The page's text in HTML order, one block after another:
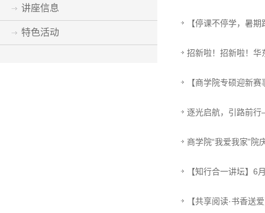
讲座信息
特色活动
【停课不停学，暑
招新啦！招新啦！华
【商学院专硕迎新
逐光启航，引路前
商学院“我爱我家”院
【知行合一讲坛】6
【共享阅读·书香送